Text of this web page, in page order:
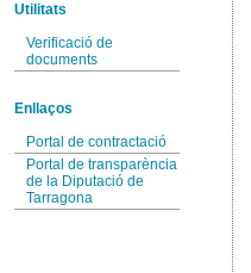
Utilitats
Verificació de
documents
Enllaços
Portal de contractació
Portal de transparència
de la Diputació de
Tarragona